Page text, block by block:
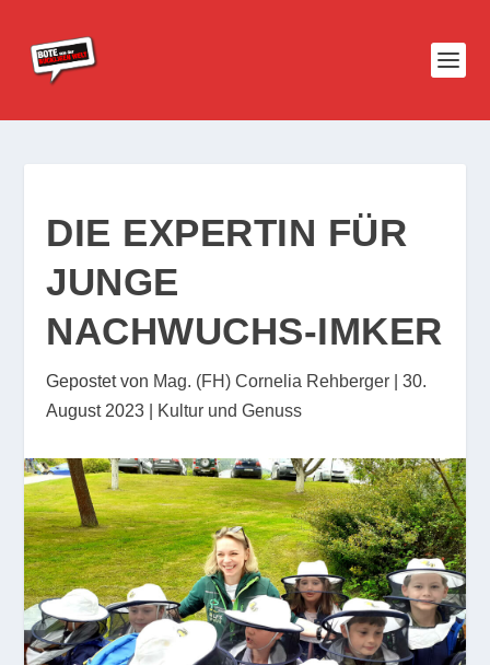
DIE EXPERTIN FÜR
JUNGE
NACHWUCHS-IMKER
Gepostet von Mag. (FH) Cornelia Rehberger |30.
August 2023
Kultur und Genuss